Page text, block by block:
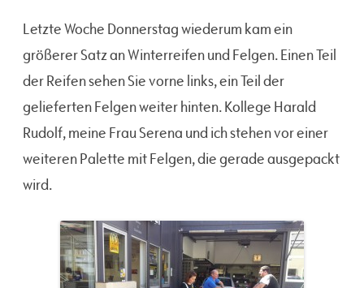
Letzte Woche Donnerstag wiederum kam ein
größerer Satz an Winterreifen und Felgen. Einen Teil
der Reifen sehen Sie vorne links, ein Teil der
gelieferten Felgen weiter hinten. Kollege Harald
Rudolf, meine Frau Serena und ich stehen vor einer
weiteren Palette mit Felgen, die gerade ausgepackt
wird.